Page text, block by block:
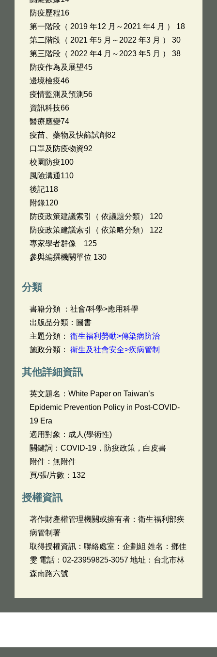
防疫歷程16
第一階段（ 2019 年12 月～2021 年4 月 ） 18
第二階段（ 2021 年5 月～2022 年3 月 ） 30
第三階段（ 2022 年4 月～2023 年5 月 ） 38
防疫作為及展望45
邊境檢疫46
疫情監測及預測56
資訊科技66
醫療應變74
疫苗、藥物及快篩試劑82
口罩及防疫物資92
校園防疫100
風險溝通110
後記118
附錄120
防疫政策建議索引（ 依議題分類） 120
防疫政策建議索引（ 依策略分類） 122
專家學者群像 125
參與編撰機關單位 130
分類
書籍分類 ：社會/科學>應用科學
出版品分類：圖書
主題分類： 衛生福利勞動>傳染病防治
施政分類： 衛生及社會安全>疾病管制
其他詳細資訊
英文題名： White Paper on Taiwan’s
Epidemic Prevention Policy in Post-COVID-
19 Era
適用對象：成人(學術性)
關鍵詞：COVID-19，防疫政策，白皮書
附件：無附件
頁/張/片數：132
授權資訊
著作財產權管理機關或擁有者：衛生福利部疾
病管制署
取得授權資訊：聯絡處室：企劃組 姓名：鄧佳
雯 電話：02-23959825-3057 地址：台北市林
森南路六號